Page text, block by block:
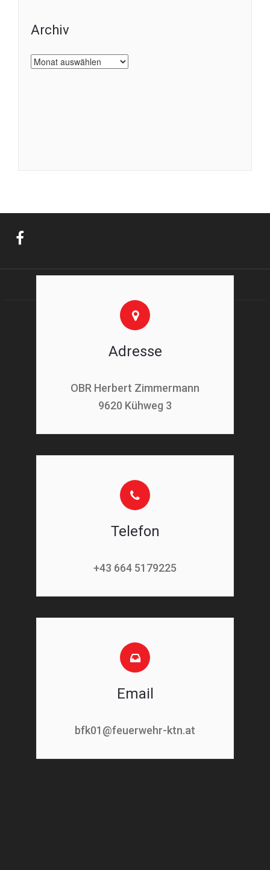
Archiv
Archiv
Adresse
OBR Herbert Zimmermann
9620 Kühweg 3
Telefon
+43 664 5179225
Email
bfk01@feuerwehr-ktn.at